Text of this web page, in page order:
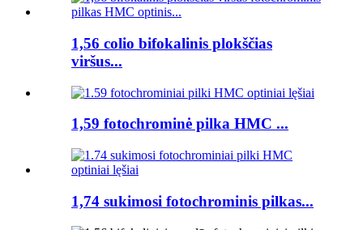
1,56 colio bifokalinis plokščias
viršus...
1,59 fotochrominė pilka HMC ...
1,74 sukimosi fotochrominis pilkas...